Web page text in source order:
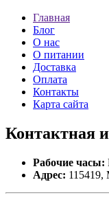
Главная
Блог
О нас
О питании
Доставка
Оплата
Контакты
Карта сайта
Контактная
Рабочие часы:
Адрес: 115419,